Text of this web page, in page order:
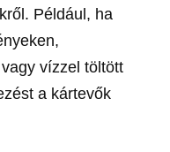
Például, ha
vízzel töltött
a kártevők